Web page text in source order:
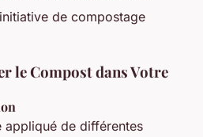
de compostage
le Compost dans Votre
appliqué de différentes